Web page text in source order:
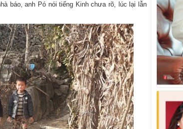
báo, anh Pó nói tiếng Kinh chưa rõ, lúc lại lẫn